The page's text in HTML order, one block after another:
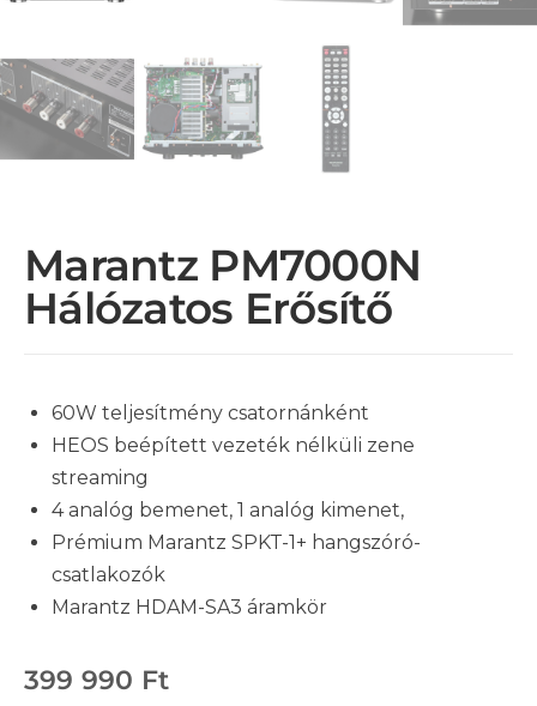
Marantz PM7000N
Hálózatos Erősítő
60W teljesítmény csatornánként
HEOS beépített vezeték nélküli zene
streaming
4 analóg bemenet, 1 analóg kimenet,
Prémium Marantz SPKT-1+ hangszóró-
csatlakozók
Marantz HDAM-SA3 áramkör
399 990 Ft